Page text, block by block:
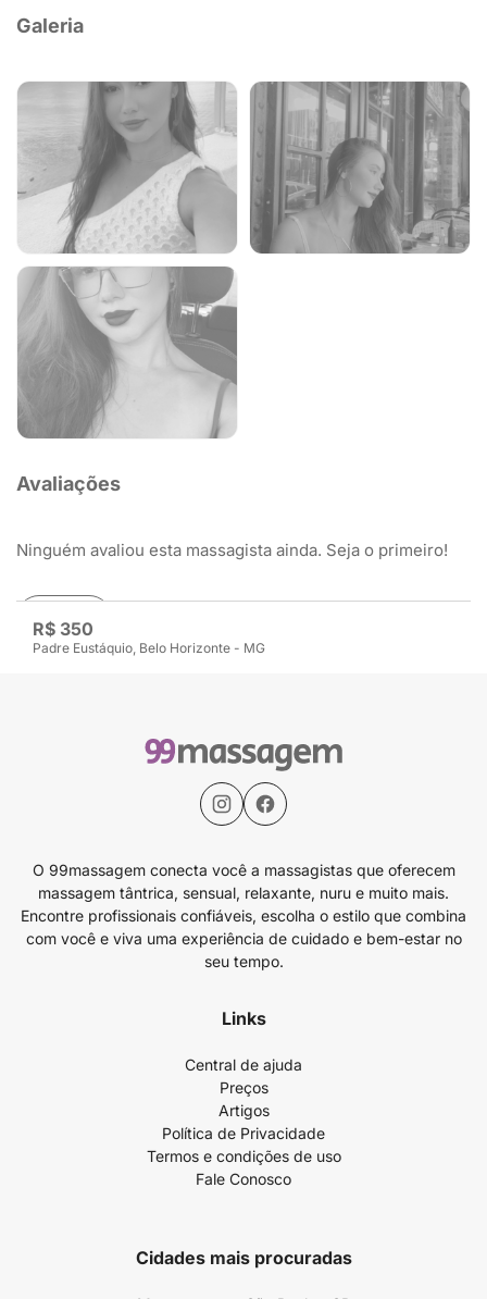
R$ 350
Padre Eustáquio, Belo Horizonte - MG
Galeria
Avaliações
Ninguém avaliou esta massagista ainda. Seja o primeiro!
Avaliar
O 99massagem conecta você a massagistas que oferecem
massagem tântrica, sensual, relaxante, nuru e muito mais.
Encontre profissionais confiáveis, escolha o estilo que combina
com você e viva uma experiência de cuidado e bem-estar no
seu tempo.
Links
Central de ajuda
Preços
Artigos
Política de Privacidade
Termos e condições de uso
Fale Conosco
Cidades mais procuradas